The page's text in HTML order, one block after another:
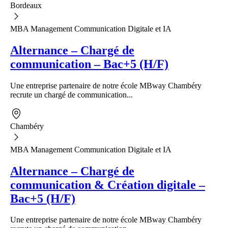
Bordeaux
MBA Management Communication Digitale et IA
Alternance – Chargé de
communication – Bac+5 (H/F)
Une entreprise partenaire de notre école MBway Chambéry
recrute un chargé de communication...
Chambéry
MBA Management Communication Digitale et IA
Alternance – Chargé de
communication & Création digitale –
Bac+5 (H/F)
Une entreprise partenaire de notre école MBway Chambéry